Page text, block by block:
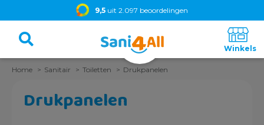
9,5 uit 2.097 beoordelingen
Home Sanitair Toiletten Drukpanelen
Drukpanelen